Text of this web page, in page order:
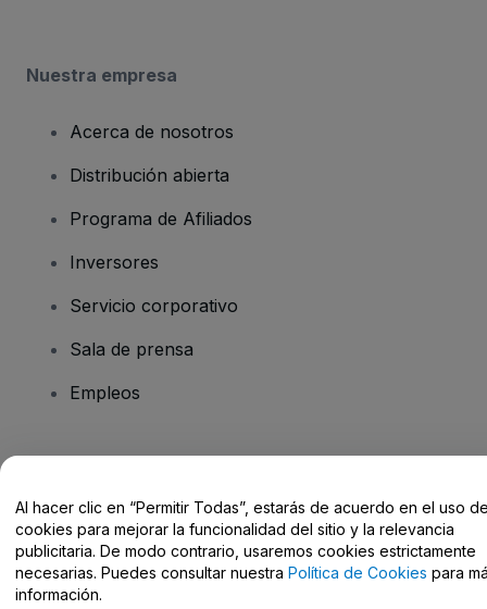
Nuestra empresa
Acerca de nosotros
Distribución abierta
Programa de Afiliados
Inversores
Servicio corporativo
Sala de prensa
Empleos
Centro de Ayuda / Contacto
Al hacer clic en “Permitir Todas”, estarás de acuerdo en el uso
cookies para mejorar la funcionalidad del sitio y la relevancia
publicitaria. De modo contrario, usaremos cookies estrictamente
necesarias. Puedes consultar nuestra Política de Cookies para
información.